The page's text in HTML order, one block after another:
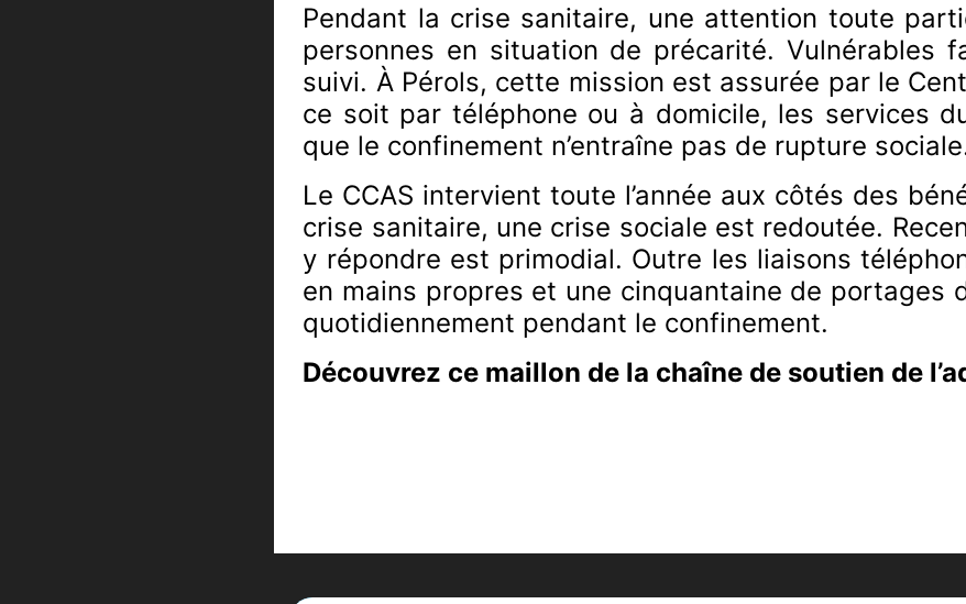
Pendant la crise sanitaire, une attention toute
personnes en situation de précarité. Vulnérables
suivi. À Pérols, cette mission est assurée par le
ce soit par téléphone ou à domicile, les services
que le confinement n’entraîne pas de rupture
Le CCAS intervient toute l’année aux côtés des
crise sanitaire, une crise sociale est redoutée.
y répondre est primodial. Outre les liaisons
en mains propres et une cinquantaine de portages
quotidiennement pendant le confinement.
Découvrez ce maillon de la chaîne de soutien de